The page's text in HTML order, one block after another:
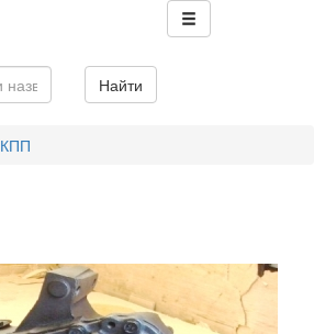
Найти
КПП